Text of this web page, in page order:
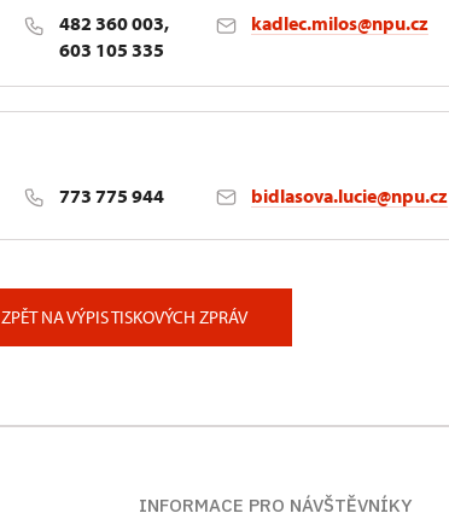
482 360 003,
603 105 335
kadlec.milos@npu.cz
773 775 944 bidlasova.lucie@npu.cz
ZPĚT NA VÝPIS TISKOVÝCH ZPRÁV
INFORMACE PRO NÁVŠTĚVNÍKY